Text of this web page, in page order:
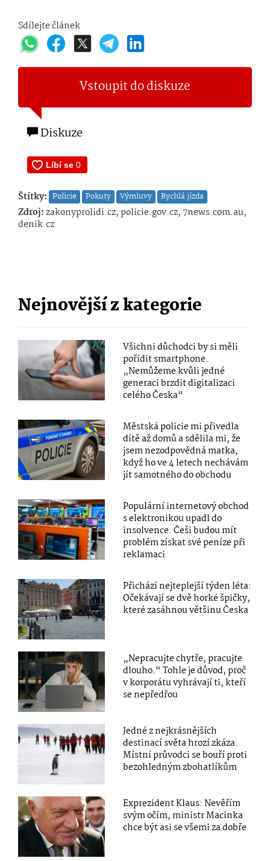
Sdílejte článek
Vstoupit do diskuze
Diskuze
Štítky: Policie Pokuty Výmluvy Rychlá jízda
Zdroj:zakonyprolidi.cz, policie.gov.cz, 7news.com.au,
denik.cz
Nejnovější z kategorie
Všichni důchodci by si měli
pořídit smartphone.
„Nemůžeme kvůli jedné
generaci brzdit digitalizaci
celého Česka“
Městská policie mi přivedla
dítě až domů a sdělila mi, že
jsem nezodpovědná matka,
když ho ve 4 letech nechávám
jít samotného do obchodu
Populární internetový obchod
s elektronikou upadl do
insolvence. Češi budou mít
problém získat své peníze při
reklamaci
Přichází nejteplejší týden léta:
Očekávají se dvě horké špičky,
které zasáhnou většinu Česka
„Nepracujte chytře, pracujte
dlouho.“ Tohle je důvod, proč
v korporátu vyhrávají ti, kteří
se nepředřou
Jedné z nejkrásnějších
destinací světa hrozí zkáza.
Místní průvodci se bouří proti
bezohledným zbohatlíkům
Exprezident Klaus: Nevěřím
svým očím, ministr Macinka
chce být asi se všemi za dobře